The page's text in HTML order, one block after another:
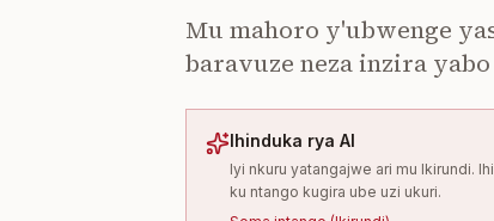
Mu mahoro y'ubwenge
baravuze neza inzira
Ihinduka rya AI
Iyi nkuru yatangajwe ari mu Ikirundi.
ku ntango kugira ube uzi ukuri.